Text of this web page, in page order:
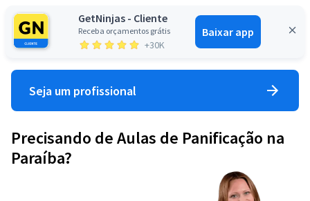
GetNinjas - Cliente
Receba orçamentos grátis
+30K
Baixar app
Entrar
Seja um profissional
Precisando de Aulas de Panificação na
Paraíba?